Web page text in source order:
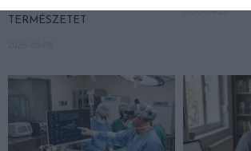
TERMÉSZETET
2026-04-23